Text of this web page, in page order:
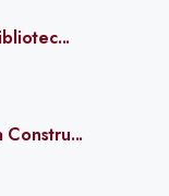
Constru...